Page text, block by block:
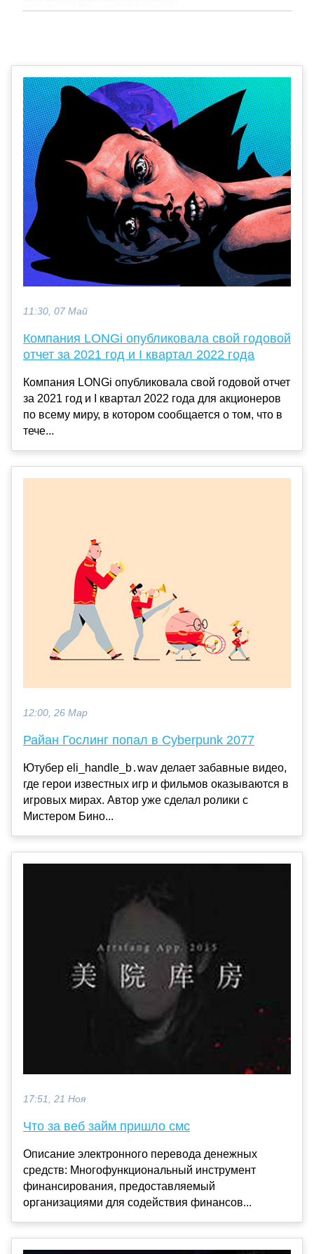
11:30, 07 Май
Компания LONGi опубликовала свой годовой
отчет за 2021 год и I квартал 2022 года
Компания LONGi опубликовала свой годовой отчет
за 2021 год и I квартал 2022 года для акционеров
по всему миру, в котором сообщается о том, что в
тече...
12:00, 26 Мар
Райан Гослинг попал в Cyberpunk 2077
Ютубер eli_handle_b․wav делает забавные видео,
где герои известных игр и фильмов оказываются в
игровых мирах. Автор уже сделал ролики с
Мистером Бино...
17:51, 21 Ноя
Что за веб займ пришло смс
Описание электронного перевода денежных
средств: Многофункциональный инструмент
финансирования, предоставляемый
организациями для содействия финансов...